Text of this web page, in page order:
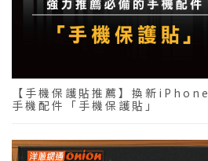
【手機保護貼推薦】換新
手機配件「手機保護貼」